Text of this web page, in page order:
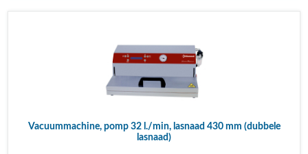
Vacuummachine, pomp 32 l./min, lasnaad 430 mm (dubbele
lasnaad)